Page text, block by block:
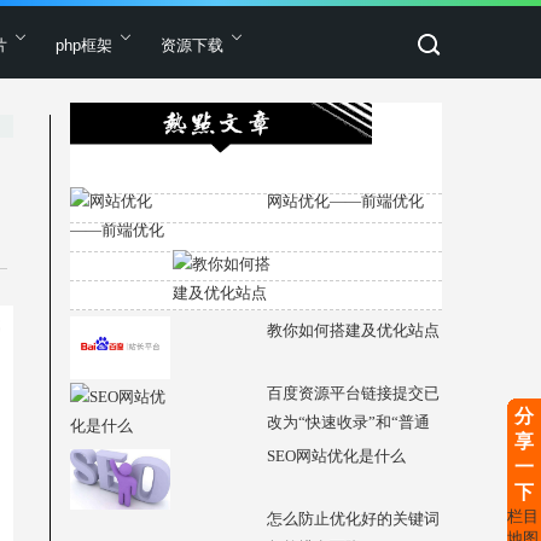
php框架 资源下载
网站优化——前端优化
教你如何搭建及优化站点
百度资源平台链接提交已
改为“快速收录”和“普通
收录”
SEO网站优化是什么
怎么防止优化好的关键词
分
享
一
下
栏目